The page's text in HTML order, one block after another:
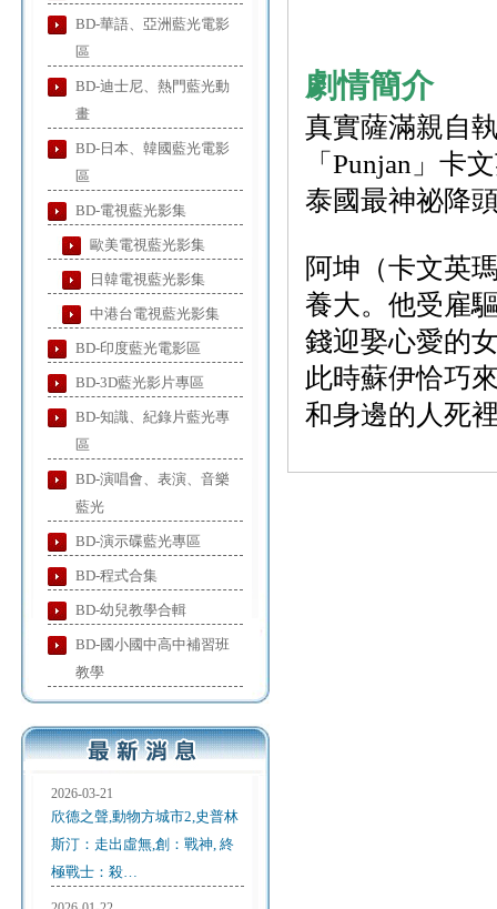
BD-華語、亞洲藍光電影
區
BD-迪士尼、熱門藍光動
畫
BD-日本、韓國藍光電影
區
BD-電視藍光影集
歐美電視藍光影集
日韓電視藍光影集
中港台電視藍光影集
BD-印度藍光電影區
BD-3D藍光影片專區
BD-知識、紀錄片藍光專
區
BD-演唱會、表演、音樂
藍光
BD-演示碟藍光專區
BD-程式合集
BD-幼兒教學合輯
BD-國小國中高中補習班
教學
2026-03-21
欣德之聲,動物方城市2,史普林
斯汀：走出虛無,創：戰神, 終
極戰士：殺…
劇情簡介
真實薩滿親自
「Punjan」卡
泰國最神祕降
阿坤（卡文英
養大。他受雇
錢迎娶心愛的
此時蘇伊恰巧
和身邊的人死